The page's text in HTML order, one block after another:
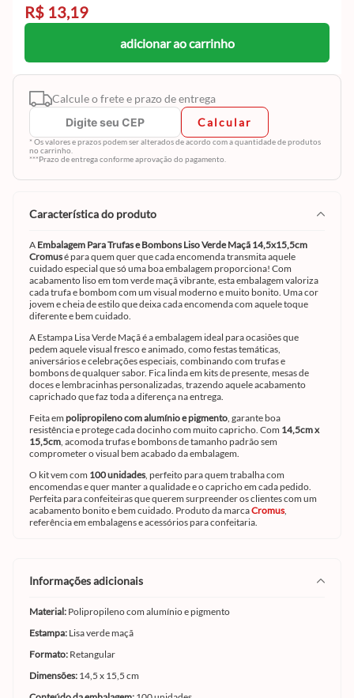
R$ 13,19
adicionar ao carrinho
Calcule o frete e prazo de entrega
Calcular
* Os valores e prazos podem ser alterados de acordo com a quantidade de produtos
no carrinho.
***Prazo de entrega conforme aprovação do pagamento.
característica do produto
A Embalagem Para Trufas e Bombons Liso Verde Maçã 14,5x15,5cm
Cromusé para quem quer que cada encomenda transmita aquele
cuidado especial que só uma boa embalagem proporciona! Com
acabamento liso em tom verde maçã vibrante, esta embalagem valoriza
cada trufa e bombom com um visual moderno e muito bonito. Uma cor
jovem e cheia de estilo que deixa cada encomenda com aquele toque
diferente e bem cuidado.
A Estampa Lisa Verde Maçã é a embalagem ideal para ocasiões que
pedem aquele visual fresco e animado, como festas temáticas,
aniversários e celebrações especiais, combinando com trufas e
bombons de qualquer sabor. Fica linda em kits de presente, mesas de
doces e lembracinhas personalizadas, trazendo aquele acabamento
caprichado que faz toda a diferença na entrega.
Feita em polipropileno com alumínio e pigmento, garante boa
resistência e protege cada docinho com muito capricho. Com 14,5cm x
15,5cm, acomoda trufas e bombons de tamanho padrão sem
comprometer o visual bem acabado da embalagem.
O kit vem com 100 unidades, perfeito para quem trabalha com
encomendas e quer manter a qualidade e o capricho em cada pedido.
Perfeita para confeiteiras que querem surpreender os clientes com um
acabamento bonito e bem cuidado. Produto da marcaCromus,
referência em embalagens e acessórios para confeitaria.
informações adicionais
Material: Polipropileno com alumínio e pigmento
Estampa: Lisa verde maçã
Formato: Retangular
Dimensões: 14,5 x 15,5 cm